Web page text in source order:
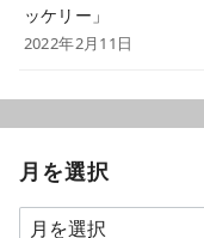
ッケリー」
2022年2月11日
月を選択